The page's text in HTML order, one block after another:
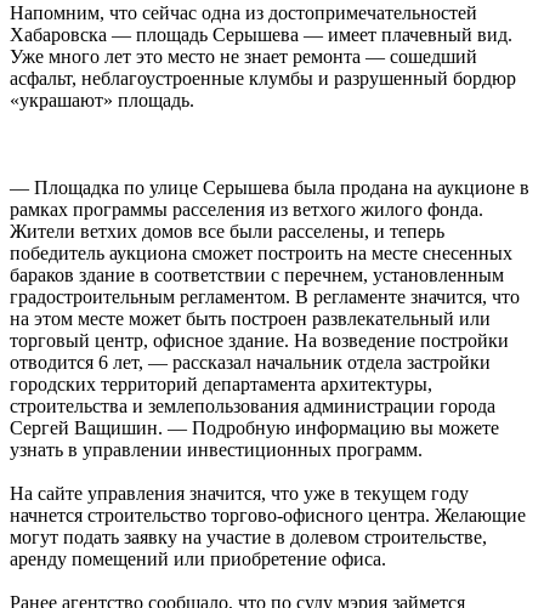
Напомним, что сейчас одна из достопримечательностей
Хабаровска — площадь Серышева — имеет плачевный вид.
Уже много лет это место не знает ремонта — сошедший
асфальт, неблагоустроенные клумбы и разрушенный бордюр
«украшают» площадь.
— Площадка по улице Серышева была продана на аукционе в
рамках программы расселения из ветхого жилого фонда.
Жители ветхих домов все были расселены, и теперь
победитель аукциона сможет построить на месте снесенных
бараков здание в соответствии с перечнем, установленным
градостроительным регламентом. В регламенте значится, что
на этом месте может быть построен развлекательный или
торговый центр, офисное здание. На возведение постройки
отводится 6 лет, — рассказал начальник отдела застройки
городских территорий департамента архитектуры,
строительства и землепользования администрации города
Сергей Ващишин. — Подробную информацию вы можете
узнать в управлении инвестиционных программ.
На сайте управления значится, что уже в текущем году
начнется строительство торгово-офисного центра. Желающие
могут подать заявку на участие в долевом строительстве,
аренду помещений или приобретение офиса.
Ранее агентство сообщало, что по суду мэрия займется